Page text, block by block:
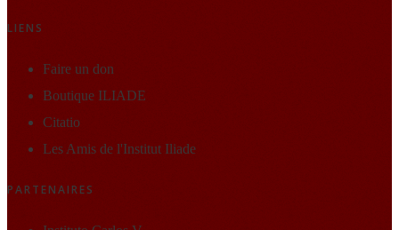
LIENS
Faire un don
Boutique ILIADE
Citatio
Les Amis de l'Institut Iliade
PARTENAIRES